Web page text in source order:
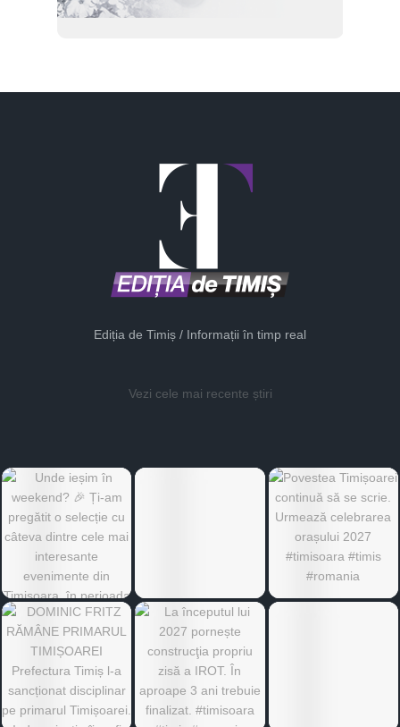
Ediția de Timiș / Informații în timp real
Vezi cele mai recente știri